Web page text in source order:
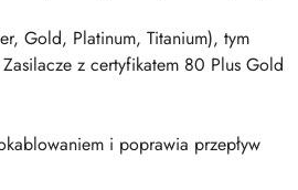
Gold, Platinum, Titanium), tym
z certyfikatem 80 Plus Gold
i poprawia przepływ